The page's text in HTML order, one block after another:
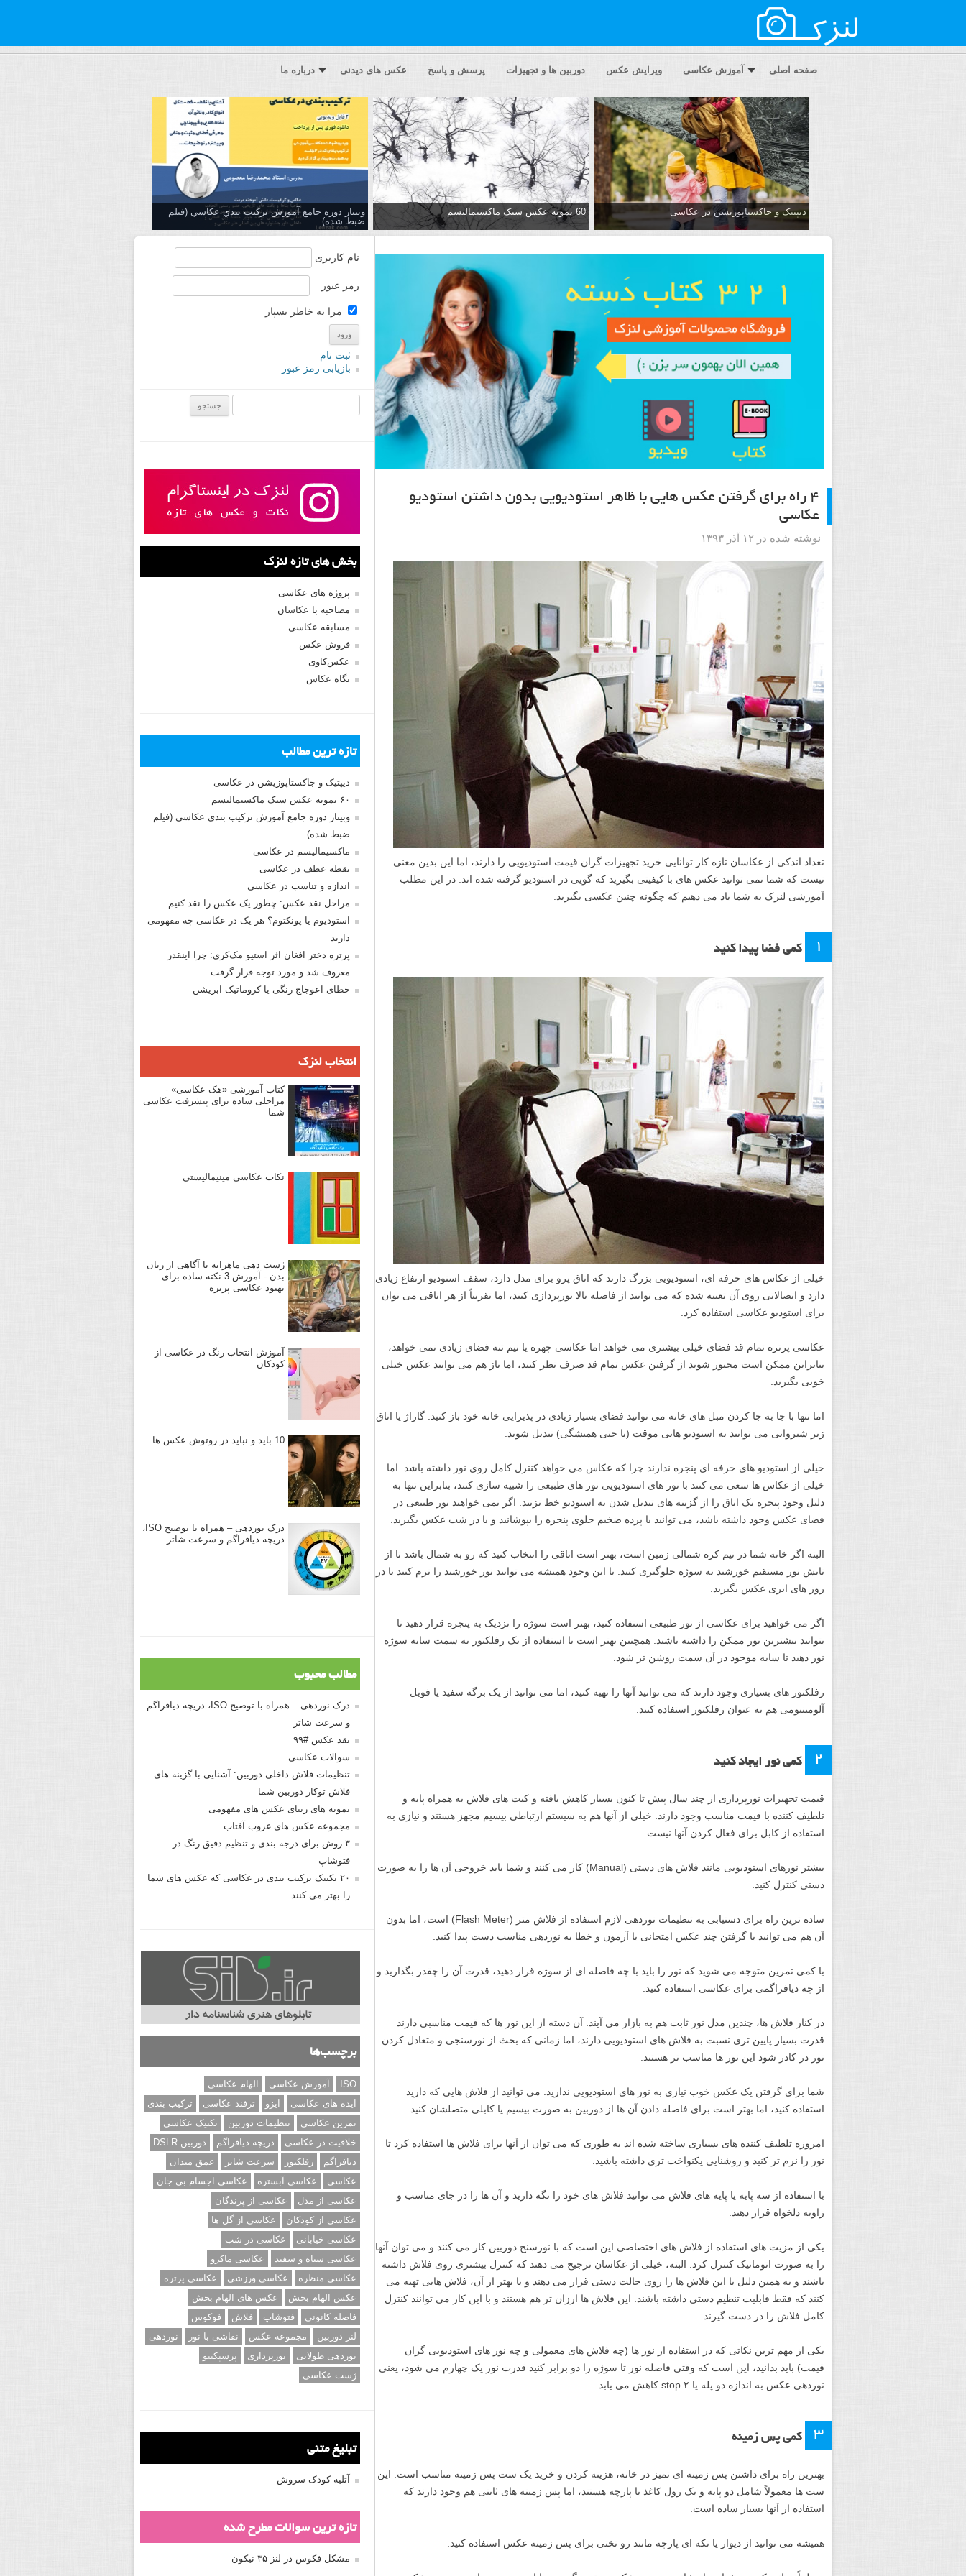
صفحه اصلی آموزش عکاسی ویرایش عکس دوربین ها و تجهیزات پرسش و پاسخ عکس های دیدنی درباره ما
دیپتیک و جاکستا‌پوزیشن در عکاسی 60 نمونه عکس سبک ماکسیمالیسم
وبینار دوره جامع آموزش تركيب بندي عكاسي (فیلم
ضبط شده)
۴ راه برای گرفتن عکس هایی با ظاهر استودیویی بدون داشتن استودیو
عکاسی
نوشته شده در ۱۲ آذر ۱۳۹۳
تعداد اندکی از عکاسان تازه کار توانایی خرید تجهیزات گران قیمت استودیویی را دارند، اما این بدین معنی
نیست که شما نمی توانید عکس های با کیفیتی بگیرید که گویی در استودیو گرفته شده اند. در این مطلب
آموزشی لنزک به شما یاد می دهیم که چگونه چنین عکسی بگیرید.
۱ کمی فضا پیدا کنید
خیلی از عکاس های حرفه ای، استودیویی بزرگ دارند که اتاق پرو برای مدل دارد، سقف استودیو ارتفاع زیادی
دارد و اتصالاتی روی آن تعبیه شده که می توانند از فاصله بالا نورپردازی کنند، اما تقریباً از هر اتاقی می توان
برای استودیو عکاسی استفاده کرد.
عکاسی پرتره تمام قد فضای خیلی بیشتری می خواهد اما عکاسی چهره یا نیم تنه فضای زیادی نمی خواهد،
بنابراین ممکن است مجبور شوید از گرفتن عکس تمام قد صرف نظر کنید، اما باز هم می توانید عکس خیلی
خوبی بگیرید.
اما تنها با جا به جا کردن مبل های خانه می توانید فضای بسیار زیادی در پذیرایی خانه خود باز کنید. گاراژ یا اتاق
زیر شیروانی می توانند به استودیو هایی موقت (یا حتی همیشگی) تبدیل شوند.
خیلی از استودیو های حرفه ای پنجره ندارند چرا که عکاس می خواهد کنترل کامل روی نور داشته باشد. اما
خیلی از عکاس ها سعی می کنند با نور های استودیویی نور های طبیعی را شبیه سازی کنند، بنابراین تنها به
دلیل وجود پنجره یک اتاق را از گزینه های تبدیل شدن به استودیو خط نزنید. اگر نمی خواهید نور طبیعی در
فضای عکس وجود داشته باشد، می توانید با پرده ضخیم جلوی پنجره را بپوشانید و یا در شب عکس بگیرید.
البته اگر خانه شما در نیم کره شمالی زمین است، بهتر است اتاقی را انتخاب کنید که رو به شمال باشد تا از
تابش نور مستقیم خورشید به سوژه جلوگیری کنید. با این وجود همیشه می توانید نور خورشید را نرم کنید یا در
روز های ابری عکس بگیرید.
اگر می خواهید برای عکاسی از نور طبیعی استفاده کنید، بهتر است سوژه را نزدیک به پنجره قرار دهید تا
بتوانید بیشترین نور ممکن را داشته باشید. همچنین بهتر است با استفاده از یک رفلکتور به سمت سایه سوژه
نور دهید تا سایه موجود در آن سمت روشن تر شود.
رفلکتور های بسیاری وجود دارند که می توانید آنها را تهیه کنید، اما می توانید از یک برگه سفید یا فویل
آلومینیومی هم به عنوان رفلکتور استفاده کنید.
۲ کمی نور ایجاد کنید
قیمت تجهیزات نورپردازی از چند سال پیش تا کنون بسیار کاهش یافته و کیت های فلاش به همراه پایه و
تلطیف کننده با قیمت مناسب وجود دارند. خیلی از آنها هم به سیستم ارتباطی بیسیم مجهز هستند و نیازی به
استفاده از کابل برای فعال کردن آنها نیست.
بیشتر نورهای استودیویی مانند فلاش های دستی (Manual) کار می کنند و شما باید خروجی آن ها را به صورت
دستی کنترل کنید.
ساده ترین راه برای دستیابی به تنظیمات نوردهی لازم استفاده از فلاش متر (Flash Meter) است، اما بدون
آن هم می توانید با گرفتن چند عکس امتحانی با آزمون و خطا به نوردهی مناسب دست پیدا کنید.
با کمی تمرین متوجه می شوید که نور را باید با چه فاصله ای از سوژه قرار دهید، قدرت آن را چقدر بگذارید و
از چه دیافراگمی برای عکاسی استفاده کنید.
در کنار فلاش ها، چندین مدل نور ثابت هم به بازار می آیند. آن دسته از این نور ها که قیمت مناسبی دارند
قدرت بسیار پایین تری نسبت به فلاش های استودیویی دارند، اما زمانی که بحث از نورسنجی و متعادل کردن
نور در کادر شود این نور ها مناسب تر هستند.
شما برای گرفتن یک عکس خوب نیازی به نور های استودیویی ندارید. می توانید از فلاش هایی که دارید
استفاده کنید، اما بهتر است برای فاصله دادن آن ها از دوربین به صورت بیسیم یا کابلی متصلشان کنید.
امروزه تلطیف کننده های بسیاری ساخته شده اند به طوری که می توان از آنها برای فلاش ها استفاده کرد تا
نور را نرم تر کنید و روشنایی یکنواخت تری داشته باشید.
با استفاده از سه پایه یا پایه های فلاش می توانید فلاش های خود را نگه دارید و آن ها را در جای مناسب و
زاویه دلخواه قرار دهید.
یکی از مزیت های استفاده از فلاش های اختصاصی این است که با نورسنج دوربین کار می کنند و می توان آنها
را به صورت اتوماتیک کنترل کرد. البته، خیلی از عکاسان ترجیح می دهند که کنترل بیشتری روی فلاش داشته
باشند و به همین دلیل یا این فلاش ها را روی حالت دستی قرار می دهند و یا بهتر از آن، فلاش هایی تهیه می
کنند که فقط قابلیت تنظیم دستی داشته باشند. این فلاش ها ارزان تر هم هستند و با این کار می توانند کنترل
کامل فلاش را در دست گیرند.
یکی از مهم ترین نکاتی که در استفاده از نور ها (چه فلاش های معمولی و چه نور های استودیویی گران
قیمت) باید بدانید، این است که وقتی فاصله نور تا سوژه را دو برابر کنید قدرت نور یک چهارم می شود، یعنی
نوردهی عکس به اندازه دو پله یا ۲ stop کاهش می یابد.
۳ کمی پس زمینه
بهترین راه برای داشتن پس زمینه ای تمیز در خانه، هزینه کردن و خرید یک ست پس زمینه مناسب است. این
ست ها معمولاً شامل دو پایه و یک رول کاغذ یا پارچه هستند، اما پس زمینه های ثابتی هم وجود دارند که
استفاده از آنها بسیار ساده است.
همیشه می توانید از دیوار یا تکه ای پارچه مانند رو تختی برای پس زمینه عکس استفاده کنید.
نام کاربری
رمز عبور
مرا به خاطر بسپار
ثبت نام
بازیابی رمز عبور
بخش های تازه لنزک
پروژه های عکاسی
مصاحبه با عکاسان
مسابقه عکاسی
فروش عکس
عکس‌کاوی
نگاه عکاس
تازه ترین مطالب
دیپتیک و جاکستا‌پوزیشن در عکاسی
۶۰ نمونه عکس سبک ماکسیمالیسم
وبینار دوره جامع آموزش ترکیب بندی عکاسی (فیلم
ضبط شده)
ماکسیمالیسم در عکاسی
نقطه عطف در عکاسی
اندازه و تناسب در عکاسی
مراحل نقد عکس: چطور یک عکس را نقد کنیم
استودیوم یا پونکتوم؟ هر یک در عکاسی چه مفهومی
دارند
پرتره دختر افغان اثر استیو مک‌کری: چرا اینقدر
معروف شد و مورد توجه قرار گرفت
خطای اعوجاج رنگی یا کروماتیک ابریشن
انتخاب لنزک
کتاب آموزشی «هک عکاسی» -
مراحلی ساده برای پیشرفت عکاسی
شما
نکات عکاسی مینیمالیستی
ژست دهی ماهرانه با آگاهی از زبان
بدن - آموزش 3 نکته ساده برای
بهبود عکاسی پرتره
آموزش انتخاب رنگ در عکاسی از
کودکان
10 باید و نباید در روتوش عکس ها
درک نوردهی – همراه با توضیح ISO،
دریچه دیافراگم و سرعت شاتر
مطالب محبوب
درک نوردهی – همراه با توضیح ISO، دریچه دیافراگم
و سرعت شاتر
نقد عکس #۹۹
سوالات عکاسی
تنظیمات فلاش داخلی دوربین: آشنایی با گزینه های
فلاش توکار دوربین شما
نمونه های زیبای عکس های مفهومی
مجموعه عکس های غروب آفتاب
۳ روش برای درجه بندی و تنظیم دقیق رنگ در
فتوشاپ
۲۰ تکنیک ترکیب بندی در عکاسی که عکس های شما
را بهتر می کنند
برچسب‌ها
ISO آموزش عکاسی
الهام عکاسی
ایده های عکاسی
ایزو ترفند عکاسی
ترکیب بندی
تمرین عکاسی
تنظیمات دوربین
تکنیک عکاسی
خلاقیت در عکاسی
دریچه دیافراگم
دوربین DSLR
دیافراگم
رفلکتور سرعت شاتر
عمق میدان
عکاسی
عکاسی آبستره
عکاسی اجسام بی جان
عکاسی از مدل
عکاسی از پرندگان
عکاسی از کودکان
عکاسی از گل ها
عکاسی خیابانی
عکاسی در شب
عکاسی سیاه و سفید
عکاسی ماکرو
عکاسی منظره
عکاسی ورزشی
عکاسی پرتره
عکس الهام بخش
عکس های الهام بخش
فاصله کانونی
فتوشاپ فلاش
فوکوس
لنز دوربین
مجموعه عکس نقاشی با نور
نوردهی
نوردهی طولانی
نورپردازی
پرسپکتیو
ژست عکاسی
تبلیغ متنی
آتلیه کودک سروش
تازه ترین سوالات مطرح شده
مشکل فکوس در لنز ۳۵ نیکون